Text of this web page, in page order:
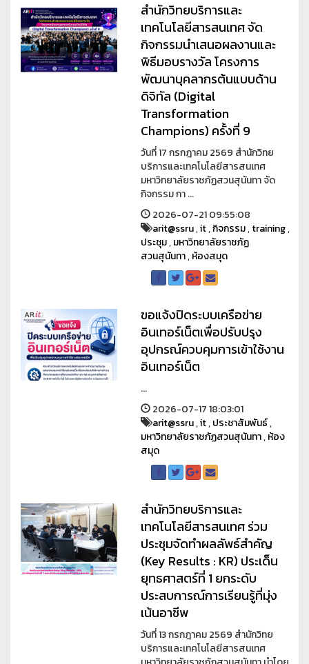
สำนักวิทยบริการและ
เทคโนโลยีสารสนเทศ จัด
กิจกรรมนำเสนอผลงานและ
พิธีมอบรางวัล โครงการ
พัฒนาบุคลากรต้นแบบด้าน
ดิจิทัล (Digital
Transformation
Champions) ครั้งที่ 9
วันที่ 17 กรกฎาคม 2569 สำนักวิทย
บริการและเทคโนโลยีสารสนเทศ
มหาวิทยาลัยราชภัฏสวนสุนันทา จัด
กิจกรรม กา ...
2026-07-21 09:55:08
arit@ssru,it,กิจกรรม,training,
ประชุม,มหาวิทยาลัยราชภัฏ
สวนสุนันทา,ห้องสมุด
ขอแจ้งปิดระบบเครือข่าย
อินเทอร์เน็ตเพื่อปรับปรุง
อุปกรณ์ควบคุมการเข้าใช้งาน
อินเทอร์เน็ต
...
2026-07-17 18:03:01
arit@ssru,it,ประชาสัมพันธ์,
มหาวิทยาลัยราชภัฏสวนสุนันทา,ห้อง
สมุด
สำนักวิทยบริการและ
เทคโนโลยีสารสนเทศ ร่วม
ประชุมจัดทำผลลัพธ์สำคัญ
(Key Results : KR) ประเด็น
ยุทธศาสตร์ที่ 1 ยกระดับ
ประสบการณ์การเรียนรู้ที่มุ่ง
เน้นอาชีพ
วันที่ 13 กรกฎาคม 2569 สำนักวิทย
บริการและเทคโนโลยีสารสนเทศ